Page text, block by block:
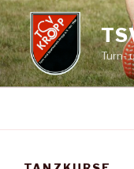
Zum
Inhalt
springen
Turn-